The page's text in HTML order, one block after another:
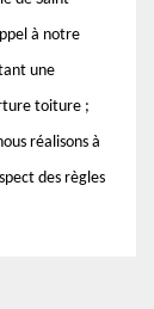
à notre
une
toiture ;
réalisons à
des règles